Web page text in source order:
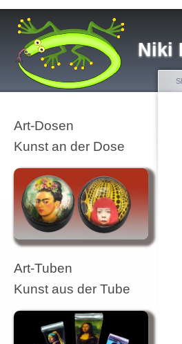
Niki
Art-Dosen
Kunst an der Dose
Art-Tuben
Kunst aus der Tube